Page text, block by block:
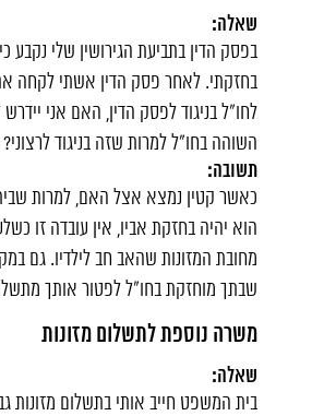
שאלה:
בפסק הדין בתביעת הגירושין שלי נקבע
בחזקתי. לאחר פסק הדין אשתי לקחה
לחו"ל בניגוד לפסק הדין, האם אני
השוהה בחו"ל למרות שזה בניגוד לרצוני?
תשובה:
כאשר קטין נמצא אצל האם, למרות
הוא יהיה בחזקת אביו, אין עובדה זו
מחובת המזונות שהאב חב לילדיו. גם
שבתך מוחזקת בחו"ל לפטור אותך
משרה נוספת לתשלום מזונות
שאלה:
בית המשפט חייב אותי בתשלום מזונות